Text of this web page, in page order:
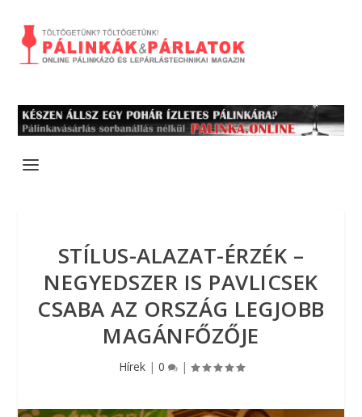
STÍLUS-ALAZAT-ÉRZÉK –
NEGYEDSZER IS PAVLICSEK
CSABA AZ ORSZÁG LEGJOBB
MAGÁNFŐZŐJE
Hírek| 0 |